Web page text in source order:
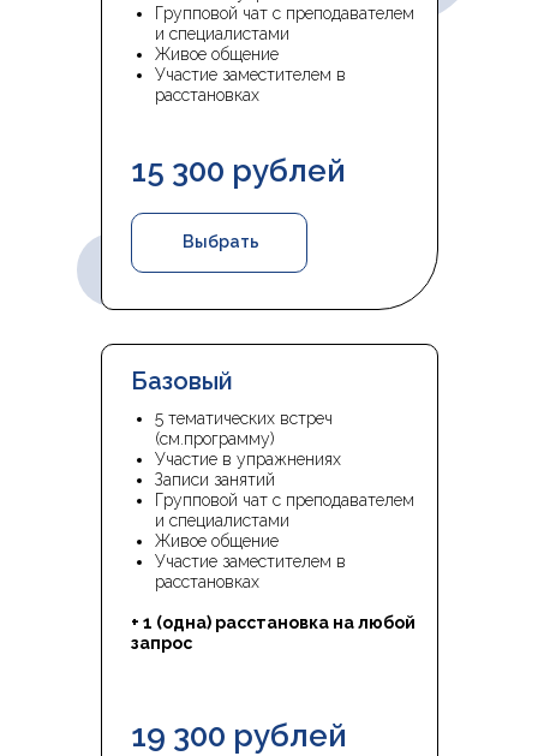
5 тематических встреч
(см.программу)
Участие в упражнениях
Записи занятий
Групповой чат с преподавателем
и специалистами
Живое общение
Участие заместителем в
расстановках
+ 1 (одна) расстановка на любой
запрос
Базовый
19 300 рублей
Групповой чат с преподавателем
и специалистами
Живое общение
Участие заместителем в
расстановках
15 300 рублей
Выбрать